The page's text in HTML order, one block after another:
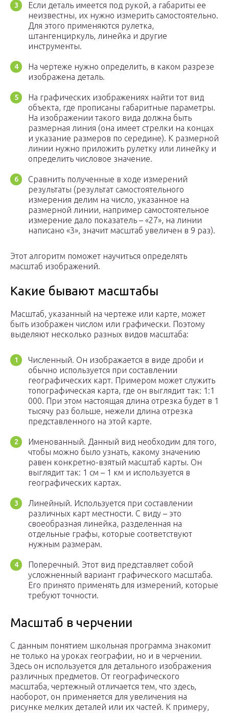
Если деталь имеется под рукой, а габариты ее
неизвестны, их нужно измерить самостоятельно.
Для этого применяются рулетка,
штангенциркуль, линейка и другие
инструменты.
На чертеже нужно определить, в каком разрезе
изображена деталь.
На графических изображениях найти тот вид
объекта, где прописаны габаритные параметры.
На изображении такого вида должна быть
размерная линия (она имеет стрелки на концах
и указание размеров по середине). К размерной
линии нужно приложить рулетку или линейку и
определить числовое значение.
Сравнить полученные в ходе измерений
результаты (результат самостоятельного
измерения делим на число, указанное на
размерной линии, например самостоятельное
измерение дало показатель – «27», на линии
написано «3», значит масштаб увеличен в 9 раз).
Этот алгоритм поможет научиться определять
масштаб изображений.
Какие бывают масштабы
Масштаб, указанный на чертеже или карте, может
быть изображен числом или графически. Поэтому
выделяют несколько разных видов масштаба:
Численный. Он изображается в виде дроби и
обычно используется при составлении
географических карт. Примером может служить
топографическая карта, где он выглядит так: 1:1
000. При этом настоящая длина отрезка будет в 1
тысячу раз больше, нежели длина отрезка
представленного на этой карте.
Именованный. Данный вид необходим для того,
чтобы можно было узнать, какому значению
равен конкретно-взятый масштаб карты. Он
выглядит так: 1 см – 1 км и используется в
географических картах.
Линейный. Используется при составлении
различных карт местности. С виду – это
своеобразная линейка, разделенная на
отдельные графы, которые соответствуют
нужным размерам.
Поперечный. Этот вид представляет собой
усложненный вариант графического масштаба.
Его принято применять для измерений, которые
требуют точности.
Масштаб в черчении
С данным понятием школьная программа знакомит
не только на уроках географии, но и в черчении.
Здесь он используется для детального изображения
различных предметов. От географического
масштаба, чертежный отличается тем, что здесь,
наоборот, он применяется для увеличения на
рисунке мелких деталей или их частей. К примеру,